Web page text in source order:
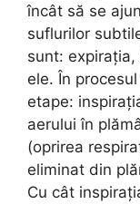
încât să se
suflurilor
sunt:
ele. În
etape:
aerului în
(oprirea
eliminat din
Cu cât